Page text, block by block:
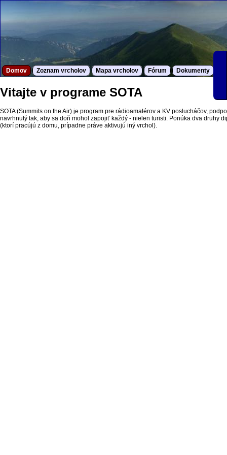
Domov Zoznam vrcholov Mapa vrcholov Fórum Dokumenty
Vitajte v programe SOTA
SOTA (Summits on the Air) je program pre rádioamatérov a KV poslucháčov,
navrhnutý tak, aby sa doň mohol zapojiť každý - nielen turisti. Ponúka dva druhy
(ktorí pracújú z domu, prípadne práve aktivujú iný vrchol).